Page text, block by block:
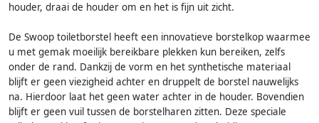
houder, draai de houder om en het is fijn uit zicht.
De Swoop toiletborstel heeft een innovatieve borstelkop waarmee
u met gemak moeilijk bereikbare plekken kun bereiken, zelfs
onder de rand. Dankzij de vorm en het synthetische materiaal
blijft er geen viezigheid achter en druppelt de borstel nauwelijks
na. Hierdoor laat het geen water achter in de houder. Bovendien
blijft er geen vuil tussen de borstelharen zitten. Deze speciale